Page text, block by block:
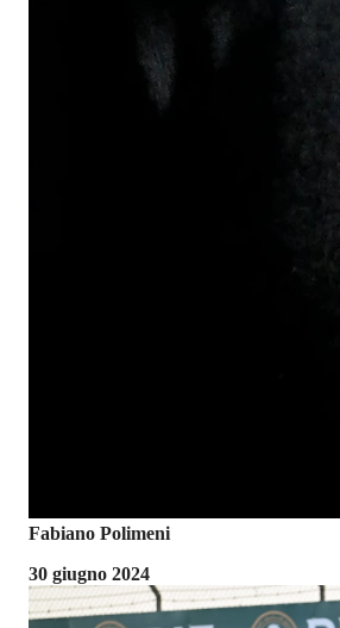
Fabiano Polimeni
30 giugno 2024